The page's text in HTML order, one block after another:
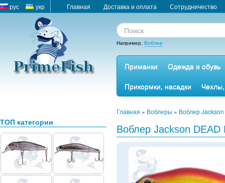
рус укр Главная Доставка и оплата Сотрудничество
Например, Воблер
Приманки
Одежда и обувь
Прикормки, насадки
ТОП категории
Главная » Воблеры » Воблер
Воблер Jackson DEAD